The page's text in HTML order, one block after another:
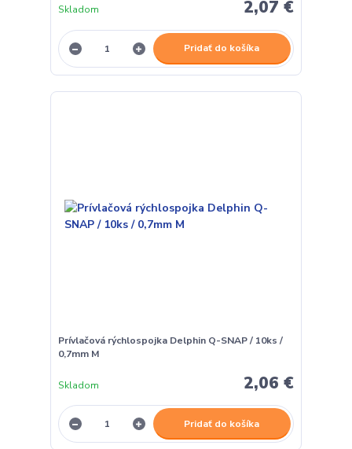
2,07 €
Skladom
Pridať do košíka
Prívlačová rýchlospojka Delphin Q-SNAP / 10ks /
0,7mm M
2,06 €
Skladom
Pridať do košíka